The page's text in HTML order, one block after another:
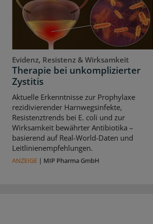
Evidenz, Resistenz & Wirksamkeit
Therapie bei unkomplizierter
Zystitis
Aktuelle Erkenntnisse zur Prophylaxe
rezidivierender Harnwegsinfekte,
Resistenztrends bei E. coli und zur
Wirksamkeit bewährter Antibiotika –
basierend auf Real-World-Daten und
Leitlinienempfehlungen.
ANZEIGE| MIP Pharma GmbH